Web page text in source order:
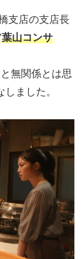
支店の支店長
葉山コンサ
無関係とは思
ました。